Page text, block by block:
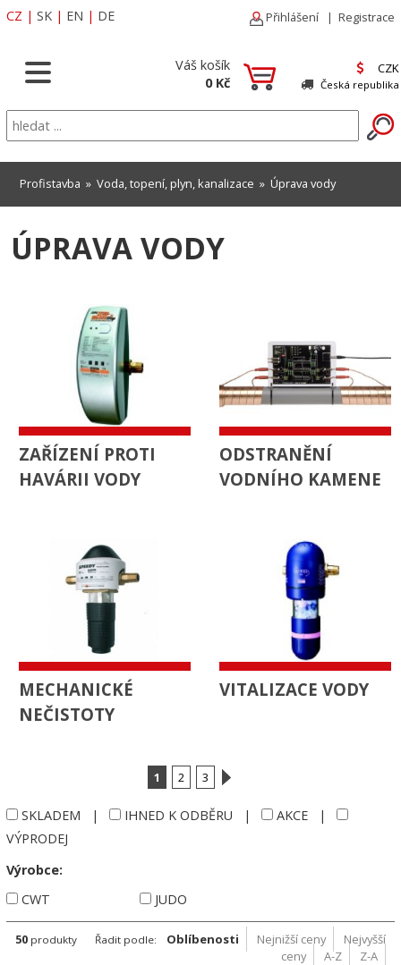
CZ | SK | EN | DE Přihlášení | Registrace
Váš košík
0 Kč
CZK
Česká republika
Profistavba » Voda, topení, plyn, kanalizace » Úprava vody
ÚPRAVA VODY
ZAŘÍZENÍ PROTI
HAVÁRII VODY
ODSTRANĚNÍ
VODNÍHO KAMENE
MECHANICKÉ
NEČISTOTY
VITALIZACE VODY
1 2 3
SKLADEM | IHNED K ODBĚRU | AKCE |
VÝPRODEJ
Výrobce:
CWT
JUDO
50 produkty Řadit podle: Oblíbenosti Nejnižší ceny
Nejvyšší
ceny
A-Z Z-A